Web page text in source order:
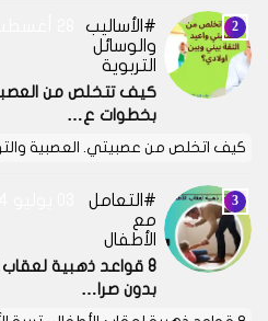
الأساليب
والوسائل
التربوية
كيف تتخلص من
بخطوات ع…
كيف اتخلص من عصبيتي. العصبية
التعامل
مع
الأطفال
8 قواعد ذهبية لعقاب
بدون صرا…